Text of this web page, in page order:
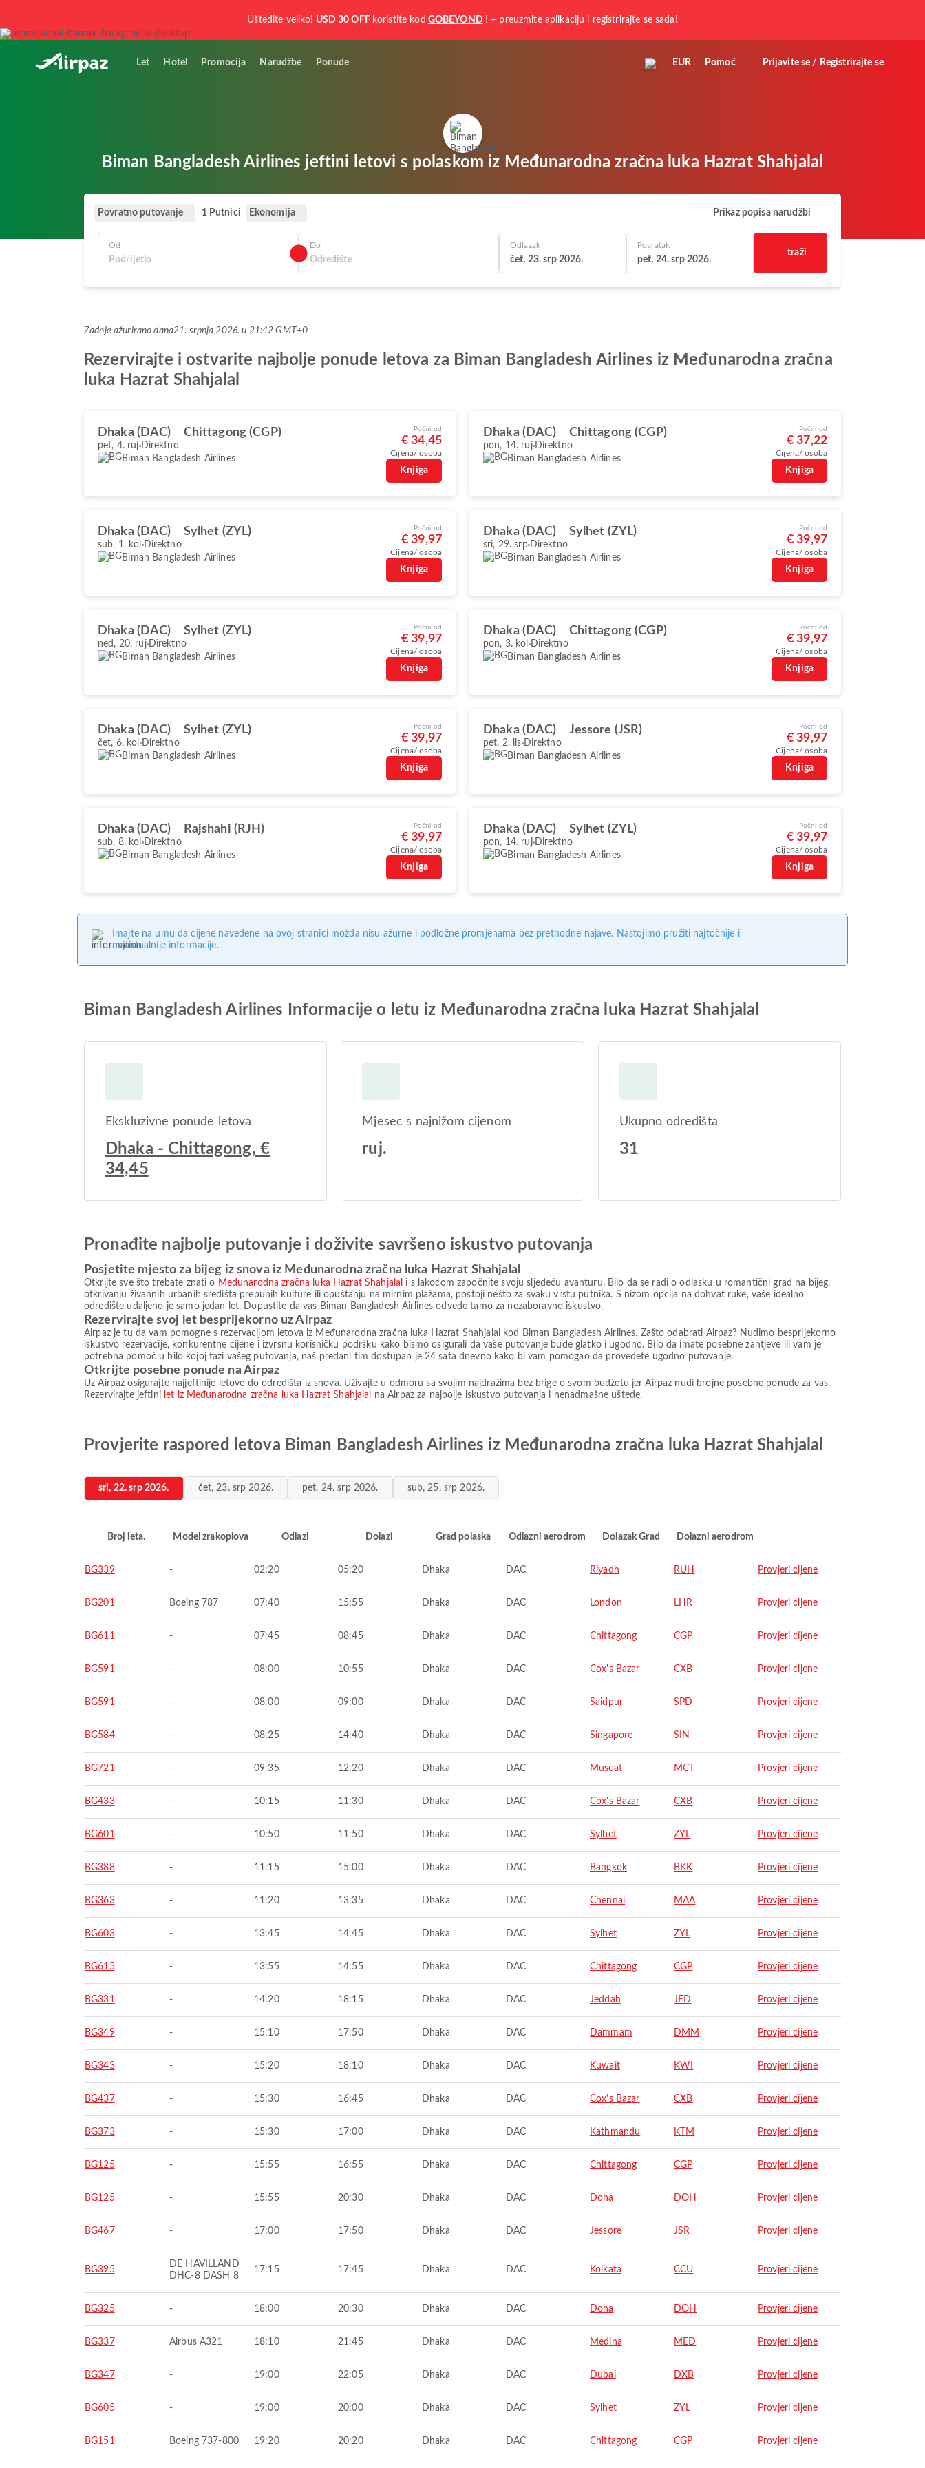
Uštedite veliko! USD 30 OFF koristite kod GOBEYOND ! – preuzmite aplikaciju i registrirajte se sada!
Let Hotel Promocija Narudžbe Ponude EUR Pomoć Prijavite se / Registrirajte se
Biman Bangladesh Airlines jeftini letovi s polaskom iz Međunarodna zračna luka Hazrat Shahjalal
Povratno putovanje 1 Putnici Ekonomija Prikaz popisa narudžbi
Od Do Odlazak
čet, 23. srp 2026.
Povratak
pet, 24. srp 2026.
traži
Zadnje ažurirano dana21. srpnja 2026. u 21:42 GMT+0
Rezervirajte i ostvarite najbolje ponude letova za Biman Bangladesh Airlines iz Međunarodna zračna
luka Hazrat Shahjalal
Dhaka (DAC) Chittagong (CGP)
pet, 4. ruj Direktno
Biman Bangladesh Airlines
Počni od
€ 34,45
Cijena/ osoba
Knjiga
Dhaka (DAC) Chittagong (CGP)
pon, 14. ruj Direktno
Biman Bangladesh Airlines
Počni od
€ 37,22
Cijena/ osoba
Knjiga
Dhaka (DAC) Sylhet (ZYL)
sub, 1. kol Direktno
Biman Bangladesh Airlines
Počni od
€ 39,97
Cijena/ osoba
Knjiga
Dhaka (DAC) Sylhet (ZYL)
sri, 29. srp Direktno
Biman Bangladesh Airlines
Počni od
€ 39,97
Cijena/ osoba
Knjiga
Dhaka (DAC) Sylhet (ZYL)
ned, 20. ruj Direktno
Biman Bangladesh Airlines
Počni od
€ 39,97
Cijena/ osoba
Knjiga
Dhaka (DAC) Chittagong (CGP)
pon, 3. kol Direktno
Biman Bangladesh Airlines
Počni od
€ 39,97
Cijena/ osoba
Knjiga
Dhaka (DAC) Sylhet (ZYL)
čet, 6. kol Direktno
Biman Bangladesh Airlines
Počni od
€ 39,97
Cijena/ osoba
Knjiga
Dhaka (DAC) Jessore (JSR)
pet, 2. lis Direktno
Biman Bangladesh Airlines
Počni od
€ 39,97
Cijena/ osoba
Knjiga
Dhaka (DAC) Rajshahi (RJH)
sub, 8. kol Direktno
Biman Bangladesh Airlines
Počni od
€ 39,97
Cijena/ osoba
Knjiga
Dhaka (DAC) Sylhet (ZYL)
pon, 14. ruj Direktno
Biman Bangladesh Airlines
Počni od
€ 39,97
Cijena/ osoba
Knjiga
Imajte na umu da cijene navedene na ovoj stranici možda nisu ažurne i podložne promjenama bez prethodne najave. Nastojimo pružiti najtočnije i
najaktualnije informacije.
Biman Bangladesh Airlines Informacije o letu iz Međunarodna zračna luka Hazrat Shahjalal
Ekskluzivne ponude letova
Dhaka - Chittagong, €
34,45
Mjesec s najnižom cijenom
ruj.
Ukupno odredišta
31
Pronađite najbolje putovanje i doživite savršeno iskustvo putovanja
Posjetite mjesto za bijeg iz snova iz Međunarodna zračna luka Hazrat Shahjalal
Otkrijte sve što trebate znati o Međunarodna zračna luka Hazrat Shahjalal
i s lakoćom započnite svoju sljedeću avanturu. Bilo da se radi o odlasku u romantični grad na bijeg,
otkrivanju živahnih urbanih središta prepunih kulture ili opuštanju na mirnim plažama, postoji nešto za svaku vrstu putnika. S nizom opcija na dohvat ruke, vaše idealno
odredište udaljeno je samo jedan let. Dopustite da vas Biman Bangladesh Airlines odvede tamo za nezaboravno iskustvo.
Rezervirajte svoj let besprijekorno uz Airpaz
Airpaz je tu da vam pomogne s rezervacijom letova iz Međunarodna zračna luka Hazrat Shahjalal kod Biman Bangladesh Airlines. Zašto odabrati Airpaz? Nudimo besprijekorno
iskustvo rezervacije, konkurentne cijene i izvrsnu korisničku podršku kako bismo osigurali da vaše putovanje bude glatko i ugodno. Bilo da imate posebne zahtjeve ili vam je
potrebna pomoć u bilo kojoj fazi vašeg putovanja, naš predani tim dostupan je 24 sata dnevno kako bi vam pomogao da provedete ugodno putovanje.
Otkrijte posebne ponude na Airpaz
Uz Airpaz osigurajte najjeftinije letove do odredišta iz snova. Uživajte u odmoru sa svojim najdražima bez brige o svom budžetu jer Airpaz nudi brojne posebne ponude za vas.
Rezervirajte jeftini let iz Međunarodna zračna luka Hazrat Shahjalal na Airpaz za najbolje iskustvo putovanja i nenadmašne uštede.
Provjerite raspored letova Biman Bangladesh Airlines iz Međunarodna zračna luka Hazrat Shahjalal
sri, 22. srp 2026. čet, 23. srp 2026. pet, 24. srp 2026. sub, 25. srp 2026.
Broj leta. Model zrakoplova Odlazi Dolazi Grad polaska Odlazni aerodrom Dolazak Grad Dolazni aerodrom
BG339 - 02:20 05:20 Dhaka DAC Riyadh RUH Provjeri cijene
BG201 Boeing 787 07:40 15:55 Dhaka DAC London LHR Provjeri cijene
BG611 - 07:45 08:45 Dhaka DAC Chittagong CGP Provjeri cijene
BG591 - 08:00 10:55 Dhaka DAC Cox's Bazar CXB Provjeri cijene
BG591 - 08:00 09:00 Dhaka DAC Saidpur SPD Provjeri cijene
BG584 - 08:25 14:40 Dhaka DAC Singapore SIN Provjeri cijene
BG721 - 09:35 12:20 Dhaka DAC Muscat MCT Provjeri cijene
BG433 - 10:15 11:30 Dhaka DAC Cox's Bazar CXB Provjeri cijene
BG601 - 10:50 11:50 Dhaka DAC Sylhet ZYL Provjeri cijene
BG388 - 11:15 15:00 Dhaka DAC Bangkok BKK Provjeri cijene
BG363 - 11:20 13:35 Dhaka DAC Chennai MAA Provjeri cijene
BG603 - 13:45 14:45 Dhaka DAC Sylhet ZYL Provjeri cijene
BG615 - 13:55 14:55 Dhaka DAC Chittagong CGP Provjeri cijene
BG331 - 14:20 18:15 Dhaka DAC Jeddah JED Provjeri cijene
BG349 - 15:10 17:50 Dhaka DAC Dammam DMM Provjeri cijene
BG343 - 15:20 18:10 Dhaka DAC Kuwait KWI Provjeri cijene
BG437 - 15:30 16:45 Dhaka DAC Cox's Bazar CXB Provjeri cijene
BG373 - 15:30 17:00 Dhaka DAC Kathmandu KTM Provjeri cijene
BG125 - 15:55 16:55 Dhaka DAC Chittagong CGP Provjeri cijene
BG125 - 15:55 20:30 Dhaka DAC Doha DOH Provjeri cijene
BG467 - 17:00 17:50 Dhaka DAC Jessore JSR Provjeri cijene
BG395
DE HAVILLAND
DHC-8 DASH 8
17:15 17:45 Dhaka DAC Kolkata CCU Provjeri cijene
BG325 - 18:00 20:30 Dhaka DAC Doha DOH Provjeri cijene
BG337 Airbus A321 18:10 21:45 Dhaka DAC Medina MED Provjeri cijene
BG347 - 19:00 22:05 Dhaka DAC Dubai DXB Provjeri cijene
BG605 - 19:00 20:00 Dhaka DAC Sylhet ZYL Provjeri cijene
BG151 Boeing 737-800 19:20 20:20 Dhaka DAC Chittagong CGP Provjeri cijene